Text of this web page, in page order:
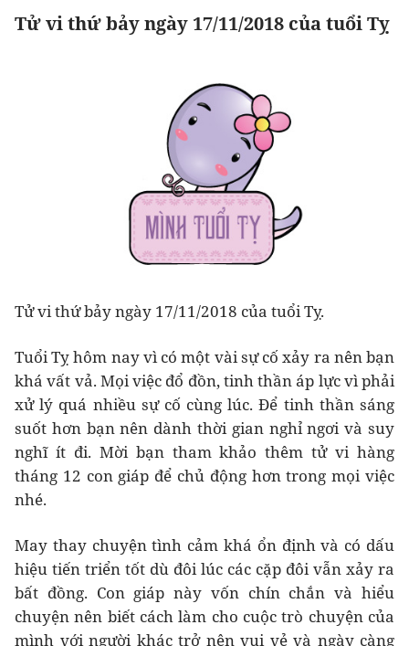
Tử vi thứ bảy ngày 17/11/2018 của tuổi Tỵ
Tử vi thứ bảy ngày 17/11/2018 của tuổi Tỵ.
Tuổi Tỵ hôm nay vì có một vài sự cố xảy ra nên bạn
khá vất vả. Mọi việc đổ đồn, tinh thần áp lực vì phải
xử lý quá nhiều sự cố cùng lúc. Để tinh thần sáng
suốt hơn bạn nên dành thời gian nghỉ ngơi và suy
nghĩ ít đi. Mời bạn tham khảo thêm tử vi hàng
tháng 12 con giáp để chủ động hơn trong mọi việc
nhé.
May thay chuyện tình cảm khá ổn định và có dấu
hiệu tiến triển tốt dù đôi lúc các cặp đôi vẫn xảy ra
bất đồng. Con giáp này vốn chín chắn và hiểu
chuyện nên biết cách làm cho cuộc trò chuyện của
mình với người khác trở nên vui vẻ và ngày càng